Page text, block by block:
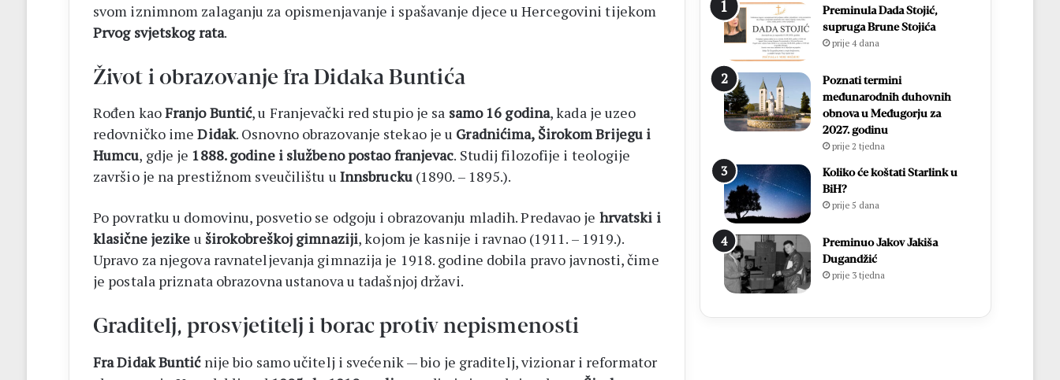
svom iznimnom zalaganju za opismenjavanje i spašavanje djece u Hercegovini tijekom
Prvog svjetskog rata.
Život i obrazovanje fra Didaka Buntića
Rođen kaoFranjo Buntić, u Franjevački red stupio je sa samo 16 godina, kada je uzeo
redovničko imeDidak. Osnovno obrazovanje stekao je u Gradnićima, Širokom Brijegu i
Humcu, gdje je 1888. godine i službeno postao franjevac. Studij filozofije i teologije
završio je na prestižnom sveučilištu u Innsbrucku(1890. – 1895.).
Po povratku u domovinu, posvetio se odgoju i obrazovanju mladih. Predavao je hrvatski i
klasične jezike u širokobreškoj gimnaziji, kojom je kasnije i ravnao (1911. – 1919.).
Upravo za njegova ravnateljevanja gimnazija je 1918. godine dobila pravo javnosti, čime
je postala priznata obrazovna ustanova u tadašnjoj državi.
Graditelj, prosvjetitelj i borac protiv nepismenosti
Fra Didak Buntićnije bio samo učitelj i svećenik — bio je graditelj, vizionar i reformator
Preminula Dada Stojić,
supruga Brune Stojića
prije 4 dana
Poznati termini
međunarodnih duhovnih
obnova u Međugorju za
2027. godinu
prije 2 tjedna
Koliko će koštati Starlink u
BiH?
prije 5 dana
Preminuo Jakov Jakiša
Dugandžić
prije 3 tjedna